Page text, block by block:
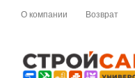
О компании Возврат